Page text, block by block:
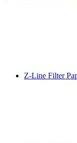
Z-Line Filter